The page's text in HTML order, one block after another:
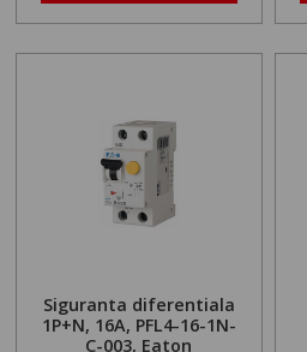
Siguranta diferentiala
1P+N, 16A, PFL4-16-1N-
C-003, Eaton